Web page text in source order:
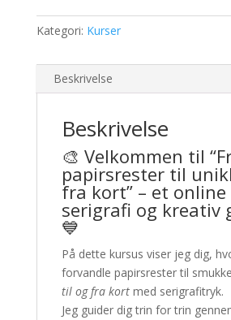
fra
kort”
online
kursus
Kategori: Kurser
Beskrivelse
Beskrivelse
🎨 Velkommen til
papirsrester til
fra kort” – et
serigrafi og kreativ
💙
På dette kursus viser jeg dig,
forvandle papirsrester til
til og fra kortmed serigrafitryk.
Jeg guider dig trin for trin